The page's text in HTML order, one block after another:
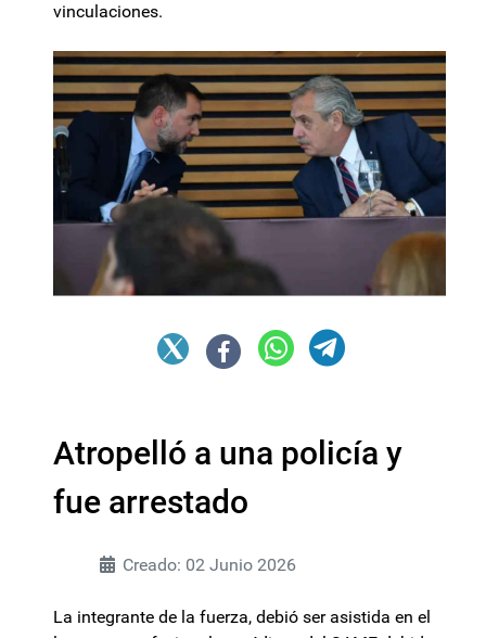
vinculaciones.
Atropelló a una policía y
fue arrestado
Creado: 02 Junio 2026
La integrante de la fuerza, debió ser asistida en el